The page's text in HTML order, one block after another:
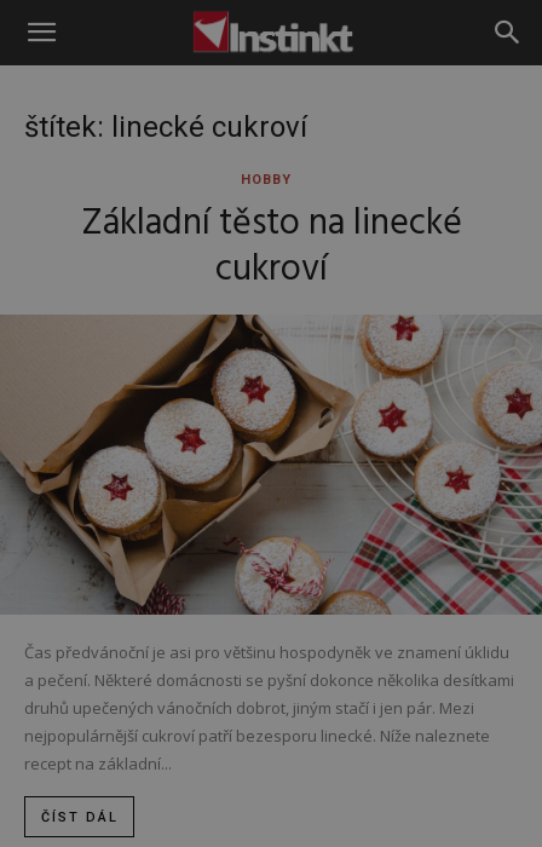
Instinkt
štítek: linecké cukroví
HOBBY
Základní těsto na linecké
cukroví
Čas předvánoční je asi pro většinu hospodyněk ve znamení úklidu
a pečení. Některé domácnosti se pyšní dokonce několika desítkami
druhů upečených vánočních dobrot, jiným stačí i jen pár. Mezi
nejpopulárnější cukroví patří bezesporu linecké. Níže naleznete
recept na základní...
ČÍST DÁL